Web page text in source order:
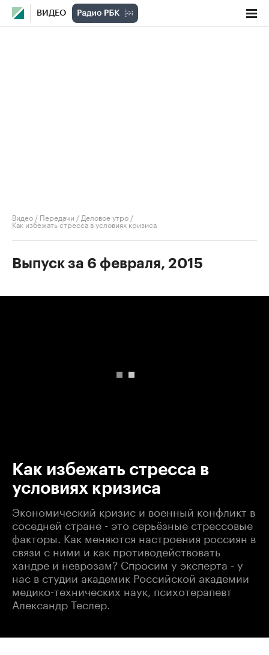
ВИДЕО
Видео / Передачи / Деловое утро /
Как избежать стресса в условиях кризиса
Выпуск за 6 февраля, 2015
Как избежать стресса в
условиях кризиса
Экономический кризис и военный конфликт в
соседней стране - это серьёзные стрессовые
факторы. Как меняются настроения россиян в
связи с ними и как противодействовать
хандре и неврозам? Спросим у эксперта - у
нас в студии академик Российской академии
медико-технических наук, психотерапевт
Александр Теслер.